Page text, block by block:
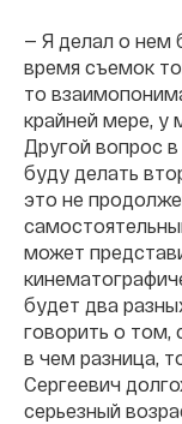
— Я делал о нем
время съемок
то
крайней мере, у
Другой вопрос
буду делать
это не
может
будет два
говорить о том,
в чем разница,
Сергеевич
серьезный